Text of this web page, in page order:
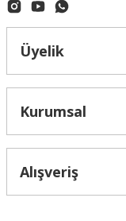
Üyelik
Kurumsal
Alışveriş